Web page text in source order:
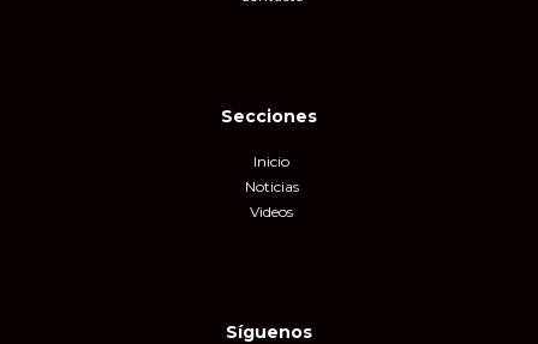
Síguenos
Secciones
Inicio
Noticias
Videos